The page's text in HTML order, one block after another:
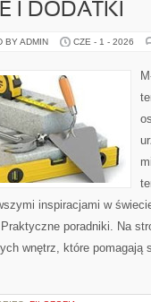
I DODATKI
BY ADMIN CZE - 1 - 2026
inspiracjami w
poradniki. Na
wnętrz, które